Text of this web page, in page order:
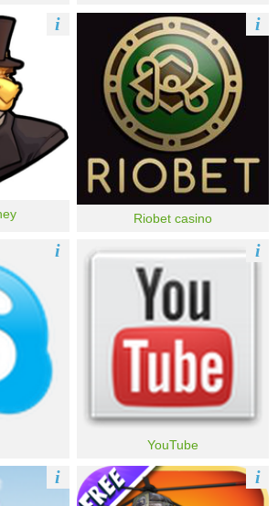
i
Riobet casino
i
i
YouTube
i
i i